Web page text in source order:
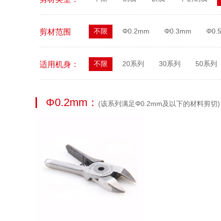
剪材范围 不限 Φ0.2mm Φ0.3mm
适用机身： 不限 20系列 30系列 50系列
Φ0.2mm： (该系列满足Φ0.2mm及以下的材料剪切)